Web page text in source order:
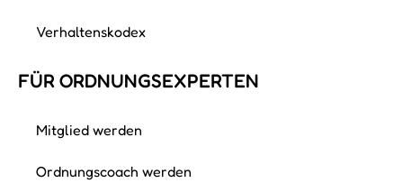
Verhaltenskodex
FÜR ORDNUNGS­EXPERTEN
Mitglied werden
Ordnungscoach werden